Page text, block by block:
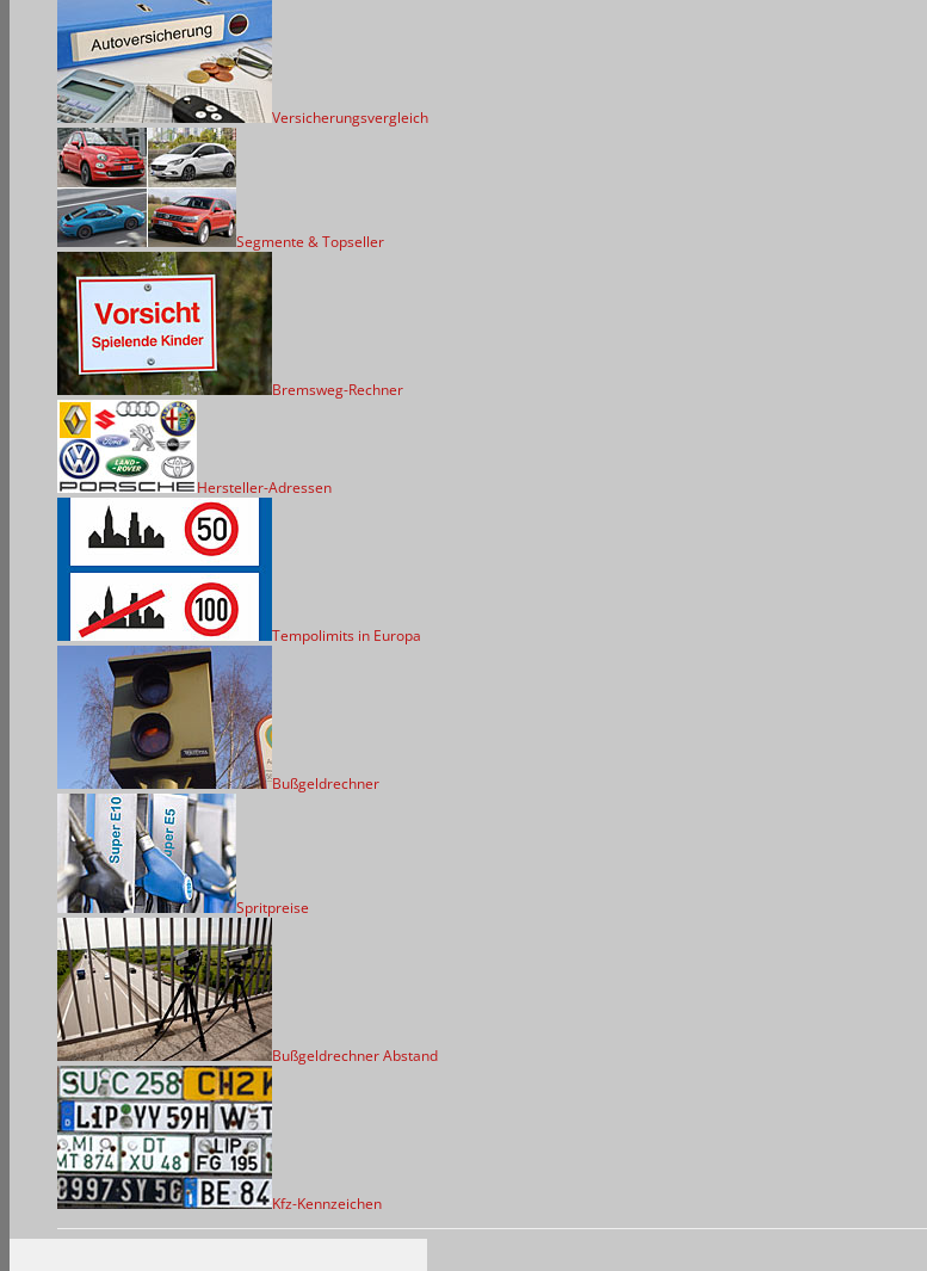
Versicherungsvergleich
Segmente & Topseller
Bremsweg-Rechner
Hersteller-Adressen
Tempolimits in Europa
Bußgeldrechner
Spritpreise
Bußgeldrechner Abstand
Kfz-Kennzeichen